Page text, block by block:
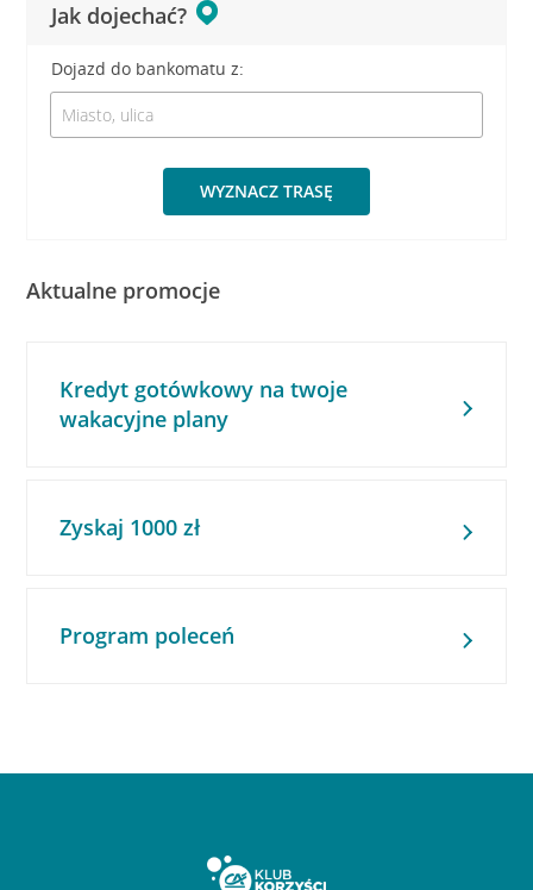
Jak dojechać?
Dojazd do bankomatu z:
WYZNACZ TRASĘ
Aktualne promocje
Kredyt gotówkowy na twoje
wakacyjne plany
Zyskaj 1000 zł
Program poleceń